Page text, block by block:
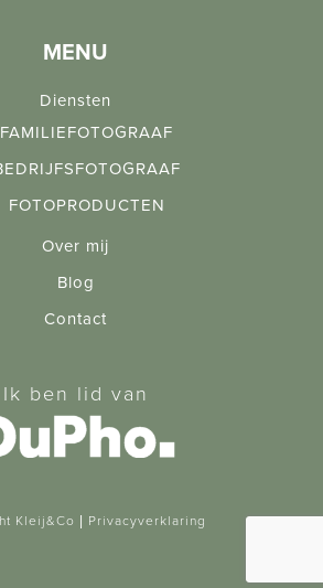
MENU
Diensten
FAMILIEFOTOGRAAF
FOTOPRODUCTEN
Over mij
Blog
Contact
Ik ben lid van
Kleij&Co | Privacyverklaring